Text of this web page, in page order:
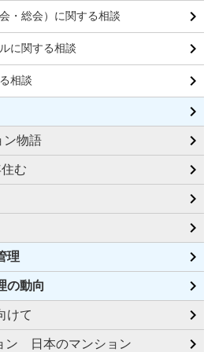
・総会）に関する相談
に関する相談
相談
ン物語
む
理
の動向
けて
ン 日本のマンション